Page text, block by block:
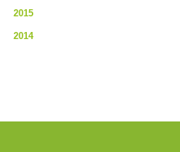
2015
2014